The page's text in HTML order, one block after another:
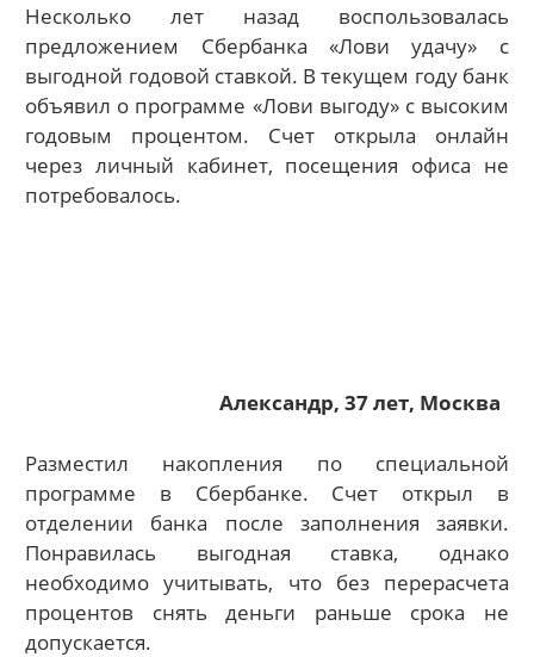
Несколько лет назад воспользовалась
предложением Сбербанка «Лови удачу» с
выгодной годовой ставкой. В текущем году банк
объявил о программе «Лови выгоду» с высоким
годовым процентом. Счет открыла онлайн
через личный кабинет, посещения офиса не
потребовалось.
Александр, 37 лет, Москва
Разместил накопления по специальной
программе в Сбербанке. Счет открыл в
отделении банка после заполнения заявки.
Понравилась выгодная ставка, однако
необходимо учитывать, что без перерасчета
процентов снять деньги раньше срока не
допускается.